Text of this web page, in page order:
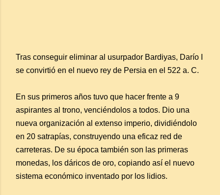
Tras conseguir eliminar al usurpador Bardiyas, Darío I
se convirtió en el nuevo rey de Persia en el 522 a. C.
En sus primeros años tuvo que hacer frente a 9
aspirantes al trono, venciéndolos a todos. Dio una
nueva organización al extenso imperio, dividiéndolo
en 20 satrapías, construyendo una eficaz red de
carreteras. De su época también son las primeras
monedas, los dáricos de oro, copiando así el nuevo
sistema económico inventado por los lidios.